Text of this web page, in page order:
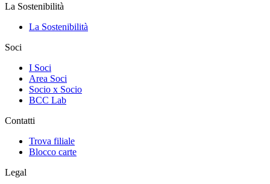
La Sostenibilità
La Sostenibilità
Soci
I Soci
Area Soci
Socio x Socio
BCC Lab
Contatti
Trova filiale
Blocco carte
Legal